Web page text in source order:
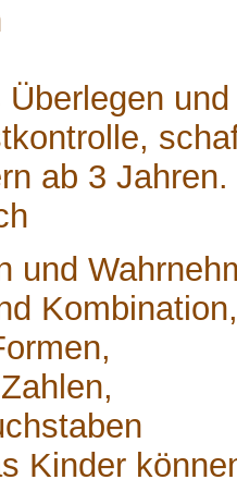
ab 3
und
Kombination,
Kinder